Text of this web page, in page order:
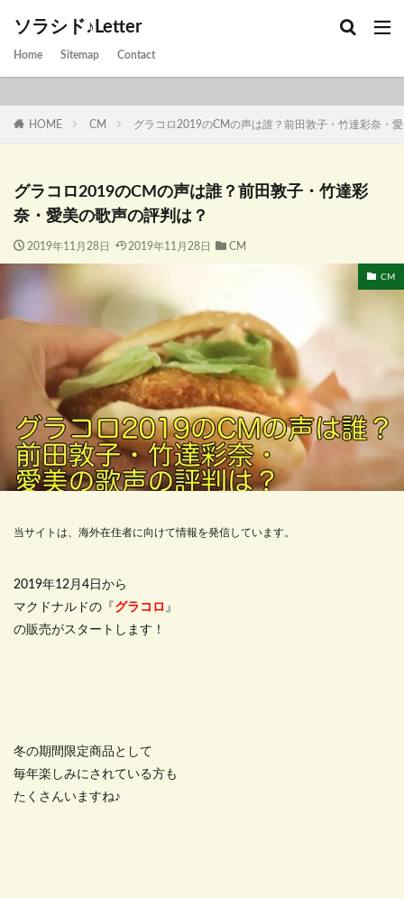
ソラシド♪Letter
Home Sitemap Contact
HOME CM グラコロ2019のCMの声は誰？前田敦子・竹達彩奈・
グラコロ2019のCMの声は誰？前田敦子・竹達彩
奈・愛美の歌声の評判は？
2019年11月28日 2019年11月28日 CM
CM
当サイトは、海外在住者に向けて情報を発信しています。
2019年12月4日から
マクドナルドの『 グラコロ 』
の販売がスタートします！
冬の期間限定商品として
毎年楽しみにされている方も
たくさんいますね♪